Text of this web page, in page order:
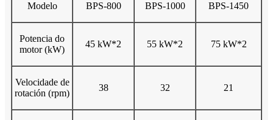
Modelo BPS-800 BPS-1000 BPS-1450
Potencia do
motor (kW)
45 kW*2 55 kW*2 75 kW*2
Velocidade de
rotación (rpm)
38 32 21